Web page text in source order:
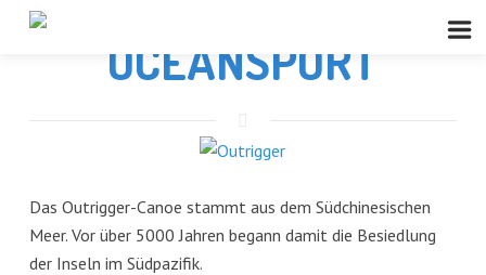
OCEANSPORT
Das Outrigger-Canoe stammt aus dem Südchinesischen
Meer. Vor über 5000 Jahren begann damit die Besiedlung
der Inseln im Südpazifik.